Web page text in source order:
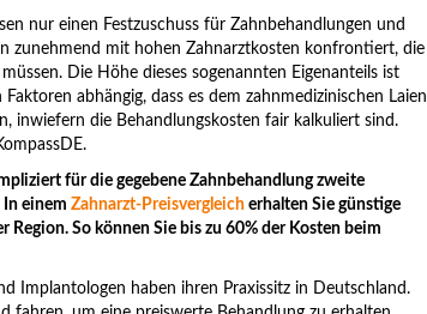
nur einen Festzuschuss für Zahnbehandlungen und
zunehmend mit hohen Zahnarztkosten konfrontiert, die
Die Höhe dieses sogenannten Eigenanteils ist
abhängig, dass es dem zahnmedizinischen Laien
inwiefern die Behandlungskosten fair kalkuliert sind.
für die gegebene Zahnbehandlung zweite
einem Zahnarzt-Preisvergleich erhalten Sie günstige
Region. So können Sie bis zu 60% der Kosten beim
Implantologen haben ihren Praxissitz in Deutschland.